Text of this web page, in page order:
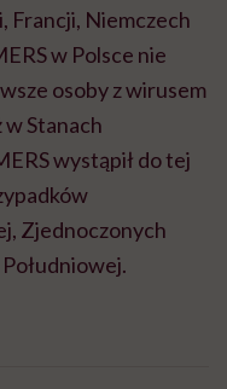
Francji, Niemczech
w Polsce nie
osoby z wirusem
w Stanach
wystąpił do tej
Zjednoczonych